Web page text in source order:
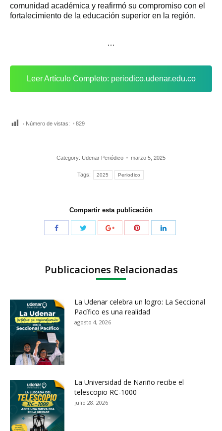
comunidad académica y reafirmó su compromiso con el
fortalecimiento de la educación superior en la región.
…
Leer Artículo Completo: periodico.udenar.edu.co
Número de vistas: 829
Category: Udenar Periódico marzo 5, 2025
Tags: 2025 Periodico
Compartir esta publicación
Publicaciones Relacionadas
La Udenar celebra un logro: La Seccional
Pacífico es una realidad
agosto 4, 2026
La Universidad de Nariño recibe el
telescopio RC-1000
julio 28, 2026